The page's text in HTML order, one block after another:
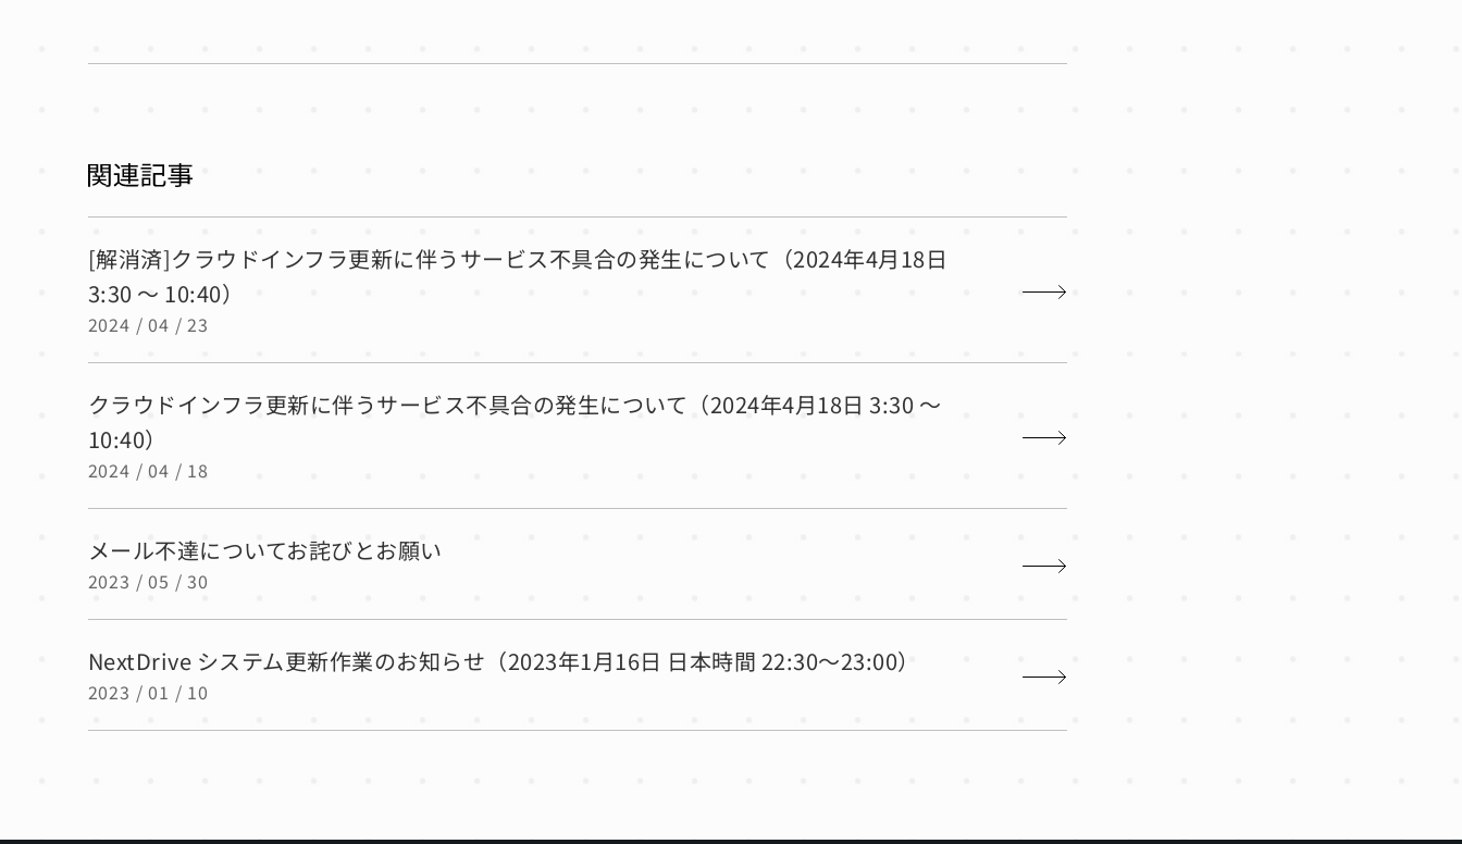
[解消済]クラウドインフラ更新に伴うサービス不具合の発生について（2024年4月18日
3:30 ～ 10:40）
2024 / 04 / 23
クラウドインフラ更新に伴うサービス不具合の発生について（2024年4月18日 3:30 ～
10:40）
2024 / 04 / 18
メール不達についてお詫びとお願い
2023 / 05 / 30
NextDrive システム更新作業のお知らせ（2023年1月16日 日本時間 22:30〜23:00）
2023 / 01 / 10